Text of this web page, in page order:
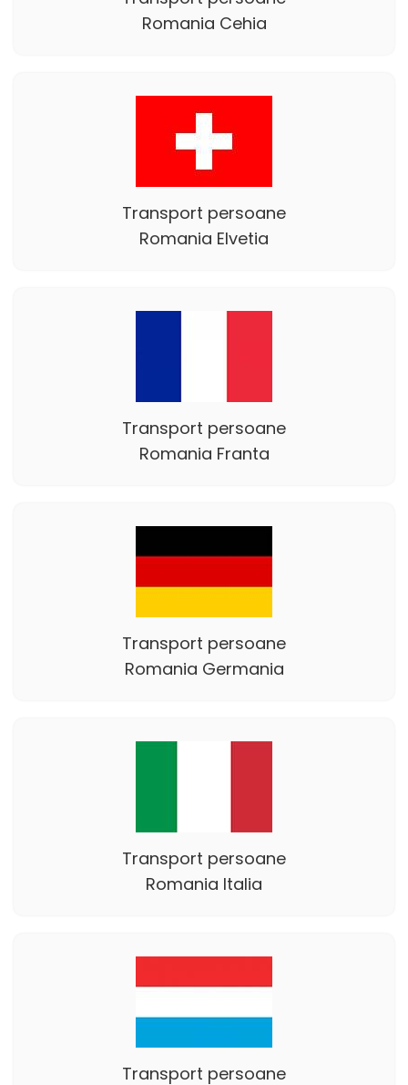
Romania Cehia
Transport persoane
Romania Elvetia
Transport persoane
Romania Franta
Transport persoane
Romania Germania
Transport persoane
Romania Italia
Transport persoane